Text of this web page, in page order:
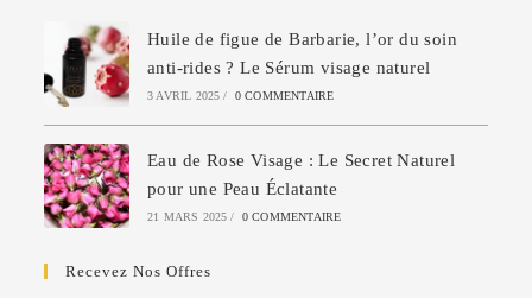
Huile de figue de Barbarie, l’or du soin
anti-rides ? Le Sérum visage naturel
3 AVRIL 2025 / 0 COMMENTAIRE
Eau de Rose Visage : Le Secret Naturel
pour une Peau Éclatante
21 MARS 2025 / 0 COMMENTAIRE
Recevez Nos Offres